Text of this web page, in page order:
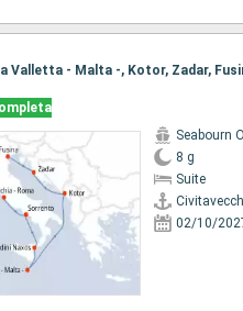
Valletta - Malta -, Kotor, Zadar,
Seabourn
8 g
Suite
02/10/